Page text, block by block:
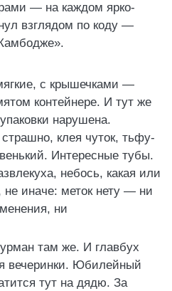
— на каждом ярко-
взглядом по коду —
с крышечками —
контейнере. И тут же
нарушена.
клея чуток, тьфу-
Интересные тубы.
небось, какая или
иначе: меток нету — ни
ни
там же. И главбух
вечеринки. Юбилейный
тут на дядю. За